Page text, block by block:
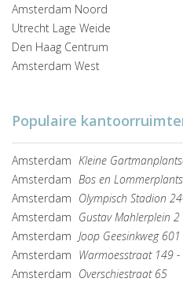
Amsterdam Noord
Utrecht Lage Weide
Den Haag Centrum
Amsterdam West
Populaire
Amsterdam Kleine
Amsterdam Bos en
Amsterdam Olympisch Stadion
Amsterdam Gustav Mahlerplein 2
Amsterdam Joop Geesinkweg 601
Amsterdam Warmoesstraat 149 -
Amsterdam Overschiestraat 65